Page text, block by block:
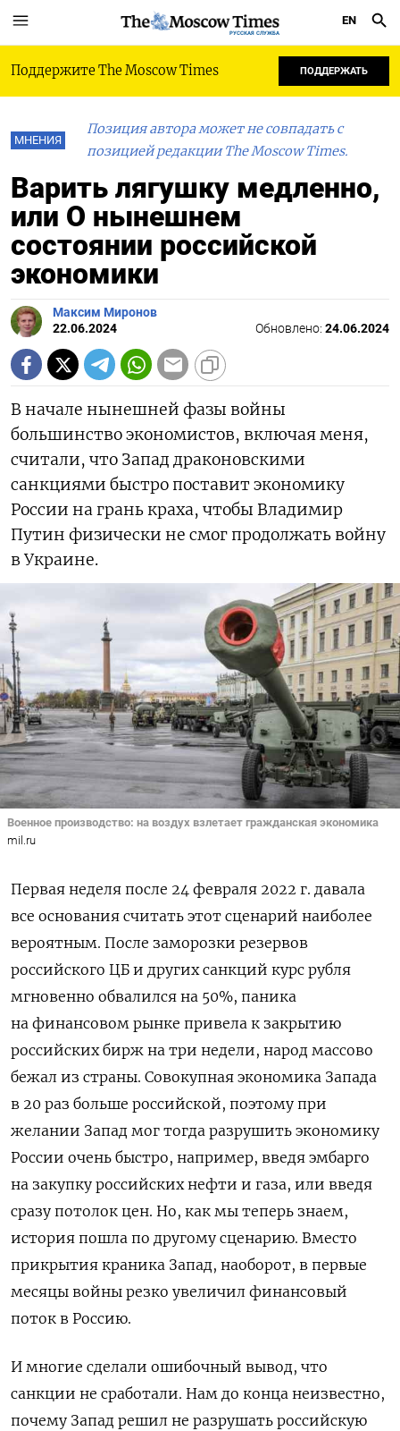
РУССКАЯ СЛУЖБА
EN
Поддержите The Moscow Times ПОДДЕРЖАТЬ
МНЕНИЯ
Позиция автора может не совпадать с
позицией редакции The Moscow Times.
Варить лягушку медленно,
или О нынешнем
состоянии российской
экономики
Максим Миронов
22.06.2024
Обновлено: 24.06.2024
В начале нынешней фазы войны
большинство экономистов, включая меня,
считали, что Запад драконовскими
санкциями быстро поставит экономику
России на грань краха, чтобы Владимир
Путин физически не смог продолжать войну
в Украине.
Военное производство: на воздух взлетает гражданская экономика
mil.ru
Первая неделя после 24 февраля 2022 г. давала
все основания считать этот сценарий наиболее
вероятным. После заморозки резервов
российского ЦБ и других санкций курс рубля
мгновенно обвалился на 50%, паника
на финансовом рынке привела к закрытию
российских бирж на три недели, народ массово
бежал из страны. Совокупная экономика Запада
в 20 раз больше российской, поэтому при
желании Запад мог тогда разрушить экономику
России очень быстро, например, введя эмбарго
на закупку российских нефти и газа, или введя
сразу потолок цен. Но, как мы теперь знаем,
история пошла по другому сценарию. Вместо
прикрытия краника Запад, наоборот, в первые
месяцы войны резко увеличил финансовый
поток в Россию.
И многие сделали ошибочный вывод, что
санкции не сработали. Нам до конца неизвестно,
почему Запад решил не разрушать российскую